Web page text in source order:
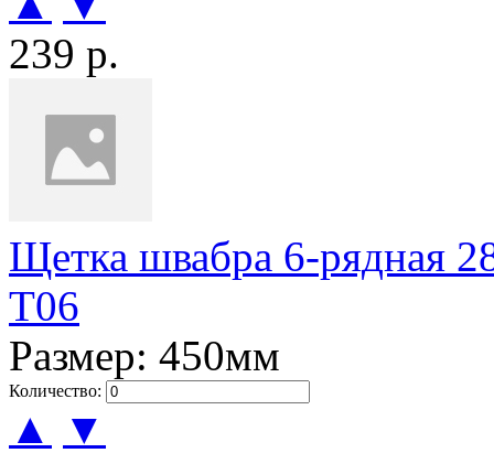
239 р.
Щетка швабра 6-рядная
Т06
Размер: 450мм
Количество:
▲
▼